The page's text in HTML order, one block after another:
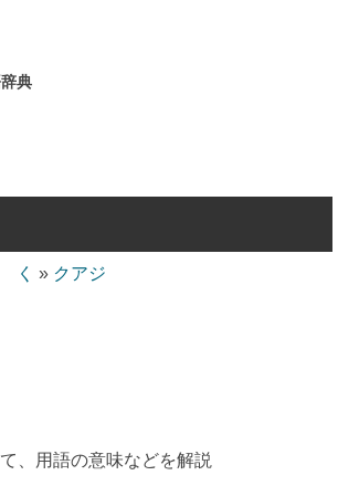
典
く » クアジ
、用語の意味などを解説